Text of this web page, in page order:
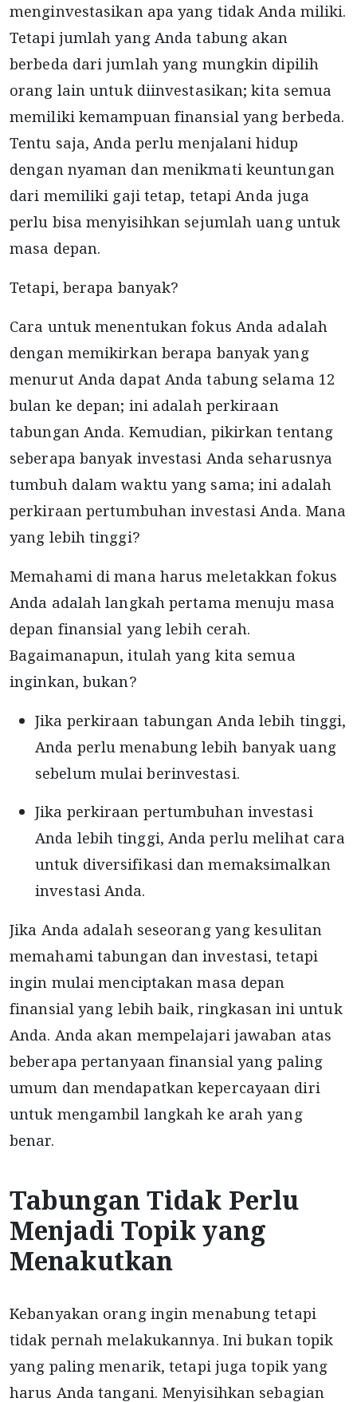
menginvestasikan apa yang tidak Anda miliki.
Tetapi jumlah yang Anda tabung akan
berbeda dari jumlah yang mungkin dipilih
orang lain untuk diinvestasikan; kita semua
memiliki kemampuan finansial yang berbeda.
Tentu saja, Anda perlu menjalani hidup
dengan nyaman dan menikmati keuntungan
dari memiliki gaji tetap, tetapi Anda juga
perlu bisa menyisihkan sejumlah uang untuk
masa depan.
Tetapi, berapa banyak?
Cara untuk menentukan fokus Anda adalah
dengan memikirkan berapa banyak yang
menurut Anda dapat Anda tabung selama 12
bulan ke depan; ini adalah perkiraan
tabungan Anda. Kemudian, pikirkan tentang
seberapa banyak investasi Anda seharusnya
tumbuh dalam waktu yang sama; ini adalah
perkiraan pertumbuhan investasi Anda. Mana
yang lebih tinggi?
Memahami di mana harus meletakkan fokus
Anda adalah langkah pertama menuju masa
depan finansial yang lebih cerah.
Bagaimanapun, itulah yang kita semua
inginkan, bukan?
Jika perkiraan tabungan Anda lebih tinggi,
Anda perlu menabung lebih banyak uang
sebelum mulai berinvestasi.
Jika perkiraan pertumbuhan investasi
Anda lebih tinggi, Anda perlu melihat cara
untuk diversifikasi dan memaksimalkan
investasi Anda.
Jika Anda adalah seseorang yang kesulitan
memahami tabungan dan investasi, tetapi
ingin mulai menciptakan masa depan
finansial yang lebih baik, ringkasan ini untuk
Anda. Anda akan mempelajari jawaban atas
beberapa pertanyaan finansial yang paling
umum dan mendapatkan kepercayaan diri
untuk mengambil langkah ke arah yang
benar.
Tabungan Tidak Perlu
Menjadi Topik yang
Menakutkan
Kebanyakan orang ingin menabung tetapi
tidak pernah melakukannya. Ini bukan topik
yang paling menarik, tetapi juga topik yang
harus Anda tangani. Menyisihkan sebagian